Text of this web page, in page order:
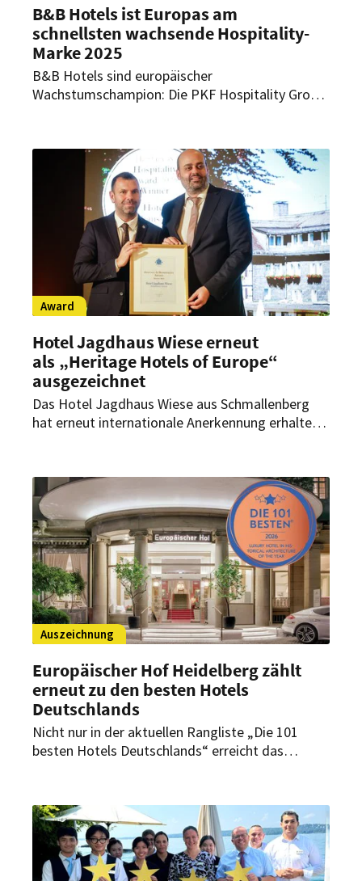
B&B Hotels ist Europas am
schnellsten wachsende Hospitality-
Marke 2025
B&B Hotels sind europäischer
Wachstumschampion: Die PKF Hospitality Group
ausgezeichnet.
Award
Hotel Jagdhaus Wiese erneut
als „Heritage Hotels of Europe“
ausgezeichnet
Das Hotel Jagdhaus Wiese aus Schmallenberg
hat erneut internationale Anerkennung erhalten:
„Heritage Hotels of Europe“ in der Kategorie
„Heritage & Hospitality“.
Auszeichnung
Europäischer Hof Heidelberg zählt
erneut zu den besten Hotels
Deutschlands
Nicht nur in der aktuellen Rangliste „Die 101
besten Hotels Deutschlands“ erreicht das
Grandhotel zum dritten Mal in Folge eine
besondere Auszeichnung.